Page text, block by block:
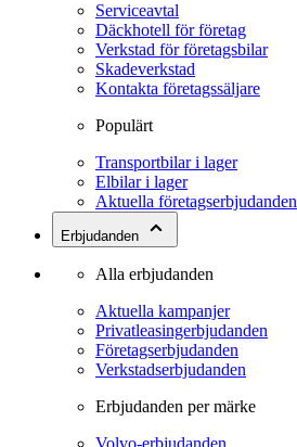
Serviceavtal
Däckhotell för företag
Verkstad för företagsbilar
Skadeverkstad
Kontakta företagssäljare
Populärt
Transportbilar i lager
Elbilar i lager
Aktuella företagserbjudanden
Erbjudanden
Alla erbjudanden
Aktuella kampanjer
Privatleasingerbjudanden
Företagserbjudanden
Verkstadserbjudanden
Erbjudanden per märke
Volvo-erbjudanden